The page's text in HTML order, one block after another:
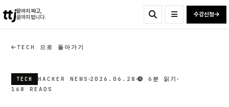
ttj끝까지 짜고,
끝까지 법니다.
수강신청
TECH 으로 돌아가기
TECH HACKER NEWS 2026.06.28
6분 읽기
168 READS